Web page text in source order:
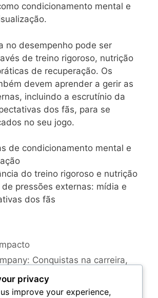
condicionamento mental e
no desempenho pode ser
de treino rigoroso, nutrição
de recuperação. Os
devem aprender a gerir as
incluindo a escrutínio da
dos fãs, para se
no seu jogo.
de condicionamento mental e
do treino rigoroso e nutrição
de pressões externas: mídia e
dos fãs
Conquistas na carreira,
Legado internacional
Actuações chave, Contribuições
privacy
improve your experience,